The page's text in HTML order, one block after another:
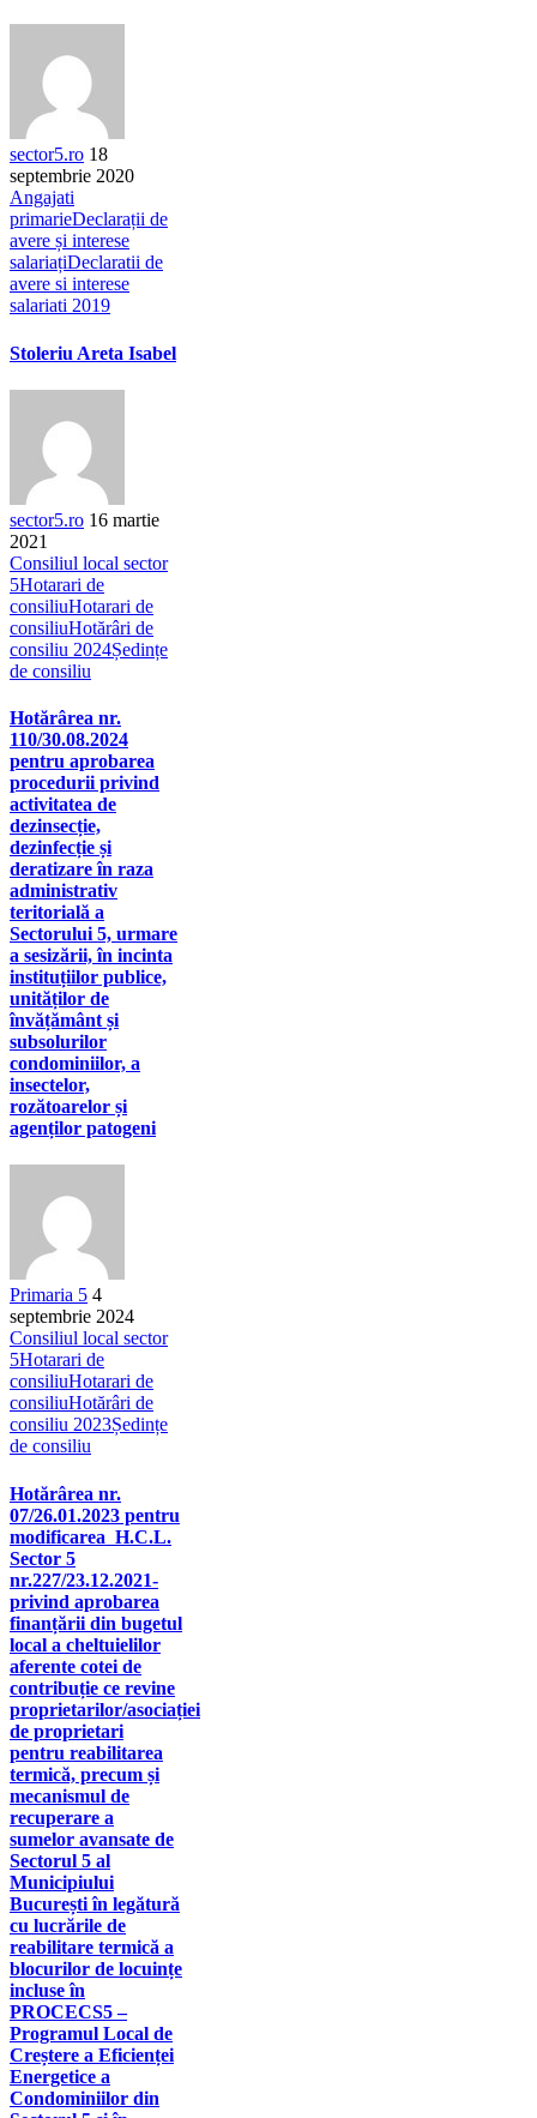
sector5.ro 18
septembrie 2020
Angajati
primarieDeclarații de
avere și interese
salariațiDeclaratii de
avere si interese
salariati 2019
Stoleriu Areta Isabel
sector5.ro 16 martie
2021
Consiliul local sector
5Hotarari de
consiliuHotarari de
consiliuHotărâri de
consiliu 2024Ședințe
de consiliu
Hotărârea nr.
110/30.08.2024
pentru aprobarea
procedurii privind
activitatea de
dezinsecție,
dezinfecție și
deratizare în raza
administrativ
teritorială a
Sectorului 5, urmare
a sesizării, în incinta
instituțiilor publice,
unităților de
învățământ și
subsolurilor
condominiilor, a
insectelor,
rozătoarelor și
agenților patogeni
Primaria 5 4
septembrie 2024
Consiliul local sector
5Hotarari de
consiliuHotarari de
consiliuHotărâri de
consiliu 2023Ședințe
de consiliu
Hotărârea nr.
07/26.01.2023 pentru
modificarea H.C.L.
Sector 5
nr.227/23.12.2021-
privind aprobarea
finanțării din bugetul
local a cheltuielilor
aferente cotei de
contribuție ce revine
proprietarilor/asociației
de proprietari
pentru reabilitarea
termică, precum și
mecanismul de
recuperare a
sumelor avansate de
Sectorul 5 al
Municipiului
București în legătură
cu lucrările de
reabilitare termică a
blocurilor de locuințe
incluse în
PROCECS5 –
Programul Local de
Creștere a Eficienței
Energetice a
Condominiilor din